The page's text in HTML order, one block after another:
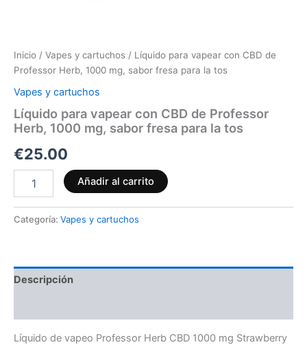
Inicio / Vapes y cartuchos / Líquido para vapear con CBD de
Professor Herb, 1000 mg, sabor fresa para la tos
Vapes y cartuchos
Líquido para vapear con CBD de Professor
Herb, 1000 mg, sabor fresa para la tos
€25.00
Añadir al carrito
Categoría: Vapes y cartuchos
Descripción
Líquido de vapeo Professor Herb CBD 1000 mg Strawberry